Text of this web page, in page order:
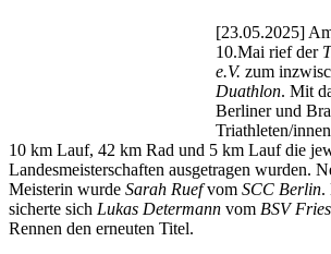
[23.05.2025]
10.Mai rief der
e.V. zum
Duathlon. Mit
Berliner und
Triathleten/
10 km Lauf, 42 km Rad und 5 km Lauf die
Landesmeisterschaften ausgetragen wurden.
Meisterin wurde Sarah Ruefvom SCC Berlin.
sicherte sich Lukas Determann vom BSV
Rennen den erneuten Titel.